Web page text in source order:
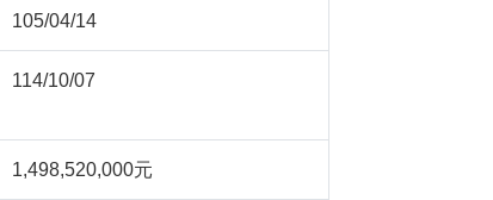
105/04/14
114/10/07
1,498,520,000元